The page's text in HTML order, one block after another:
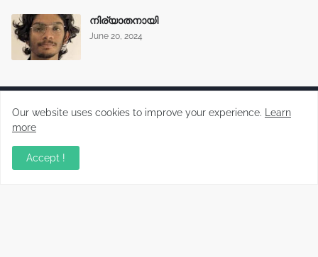
നിര്യാതനായി
June 20, 2024
Our website uses cookies to improve your experience.
Learn
more
Accept !